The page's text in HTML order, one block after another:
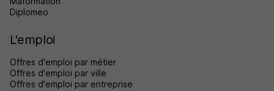
Diplomeo
L'emploi
Offres d'emploi par métier
Offres d'emploi par ville
Offres d'emploi par entreprise